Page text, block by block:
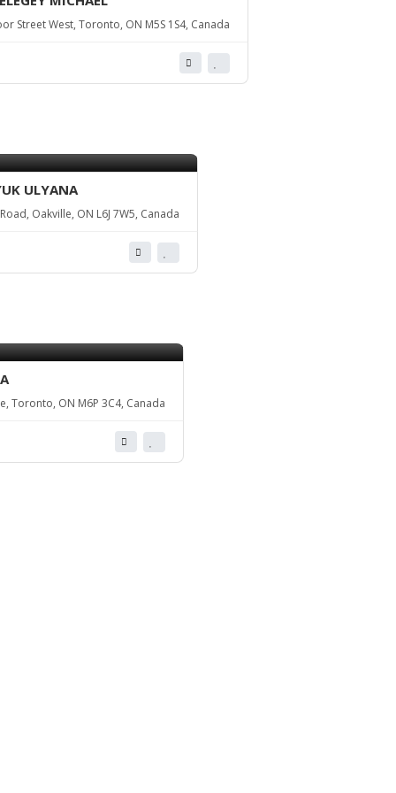
Street West, Toronto, ON M5S 1S4, Canada
ULYANA
Oakville, ON L6J 7W5, Canada
Toronto, ON M6P 3C4, Canada